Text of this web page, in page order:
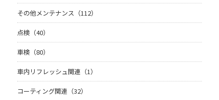
その他メンテナンス（112）
点検（40）
車検（80）
車内リフレッシュ関連（1）
コーティング関連（32）